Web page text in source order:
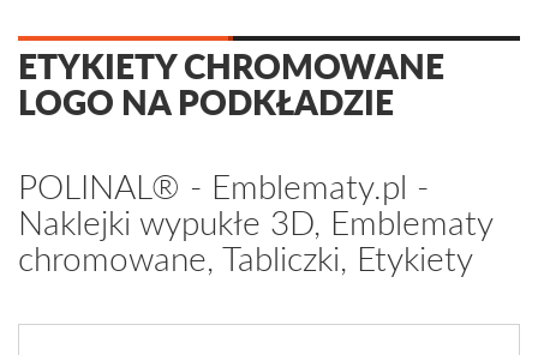
ETYKIETY CHROMOWANE
LOGO NA PODKŁADZIE
POLINAL® - Emblematy.pl -
Naklejki wypukłe 3D, Emblematy
chromowane, Tabliczki, Etykiety